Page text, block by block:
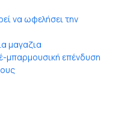
να ωφελήσει την
μαγαζια
μπαρμουσική επένδυση